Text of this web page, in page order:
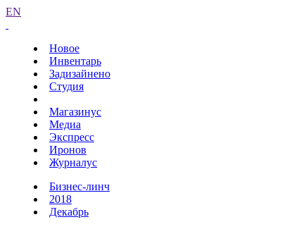
EN
Новое
Инвентарь
Задизайнено
Студия
Магазинус
Медиа
Экспресс
Иронов
Журналус
Бизнес-линч
2018
Декабрь